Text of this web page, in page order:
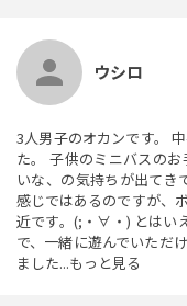
ウシロ
3人男子のオカンです。
た。 子供のミニバスの
いな、の気持ちが出てき
感じではあるのですが、
近です。(;・∀・) とはい
で、一緒に遊んでいただ
ました...もっと見る